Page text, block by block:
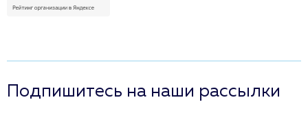
Подпишитесь на наши рассылки